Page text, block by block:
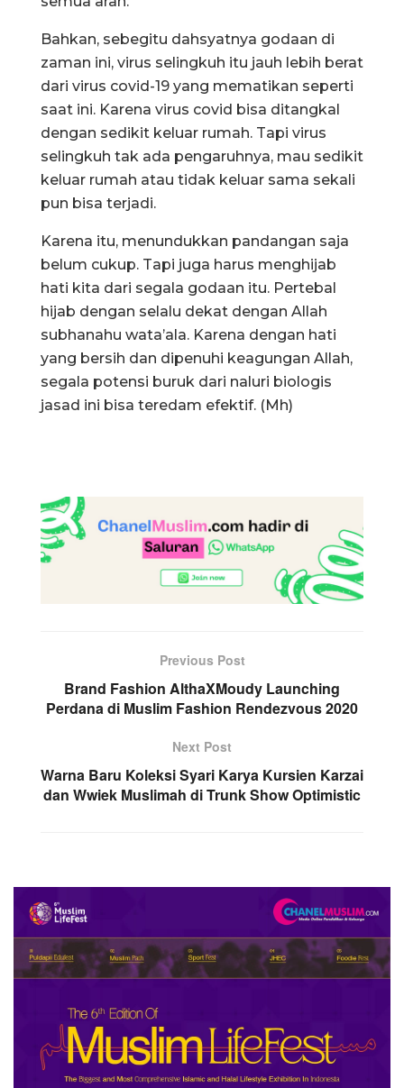
Bahkan, sebegitu dahsyatnya godaan di
zaman ini, virus selingkuh itu jauh lebih berat
dari virus covid-19 yang mematikan seperti
saat ini. Karena virus covid bisa ditangkal
dengan sedikit keluar rumah. Tapi virus
selingkuh tak ada pengaruhnya, mau sedikit
keluar rumah atau tidak keluar sama sekali
pun bisa terjadi.
Karena itu, menundukkan pandangan saja
belum cukup. Tapi juga harus menghijab
hati kita dari segala godaan itu. Pertebal
hijab dengan selalu dekat dengan Allah
subhanahu wata’ala. Karena dengan hati
yang bersih dan dipenuhi keagungan Allah,
segala potensi buruk dari naluri biologis
jasad ini bisa teredam efektif. (Mh)
Previous Post
Brand Fashion AlthaXMoudy Launching
Perdana di Muslim Fashion Rendezvous 2020
Next Post
Warna Baru Koleksi Syari Karya Kursien Karzai
dan Wwiek Muslimah di Trunk Show Optimistic